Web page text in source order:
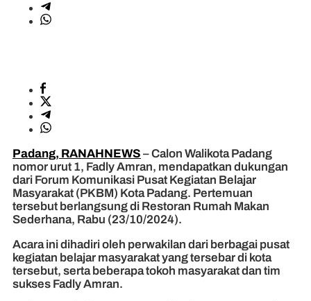
Padang, RANAHNEWS – Calon Walikota Padang
nomor urut 1, Fadly Amran, mendapatkan dukungan
dari Forum Komunikasi Pusat Kegiatan Belajar
Masyarakat (PKBM) Kota Padang. Pertemuan
tersebut berlangsung di Restoran Rumah Makan
Sederhana, Rabu (23/10/2024).
Acara ini dihadiri oleh perwakilan dari berbagai pusat
kegiatan belajar masyarakat yang tersebar di kota
tersebut, serta beberapa tokoh masyarakat dan tim
sukses Fadly Amran.